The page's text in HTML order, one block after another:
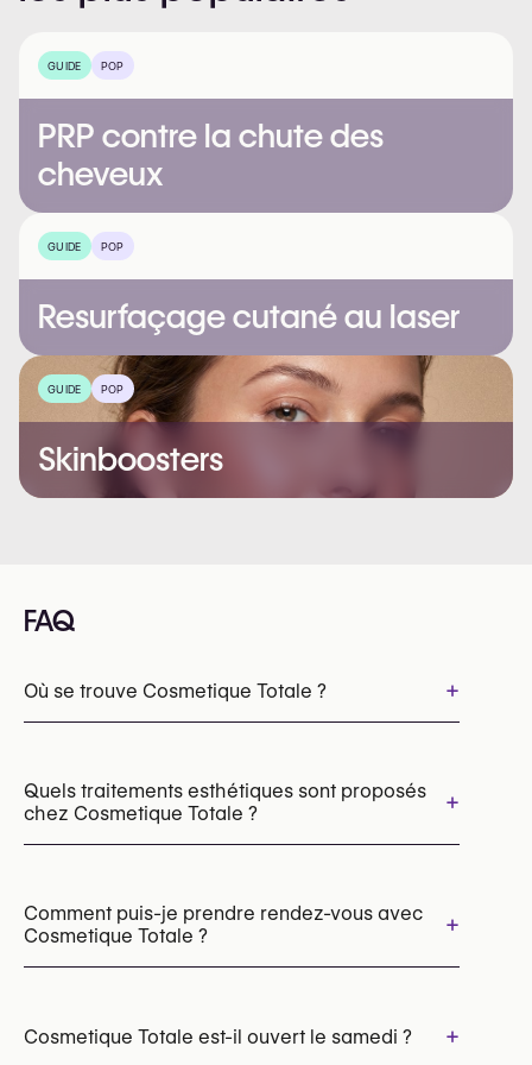
GUIDE POP
PRP contre la chute des
cheveux
GUIDE POP
Resurfaçage cutané au laser
GUIDE POP
Skinboosters
FAQ
Où se trouve Cosmetique Totale ? +
Quels traitements esthétiques sont proposés
chez Cosmetique Totale ?
+
Injections d’acide hyaluronique
Projection du menton
Jawline Contouring
Injections d’acide hyaluronique pour les cernes
Comment puis-je prendre rendez-vous avec
Cosmetique Totale ?
+
téléphone au
Cosmetique Totale est-il ouvert le samedi ? +